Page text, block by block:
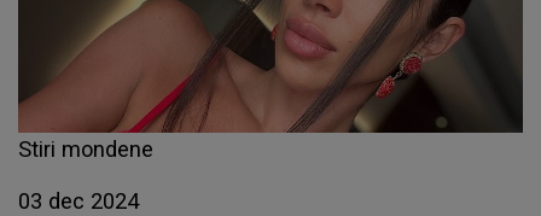
Stiri mondene
03 dec 2024